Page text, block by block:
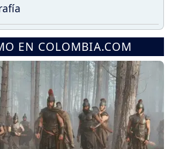
EN COLOMBIA.COM